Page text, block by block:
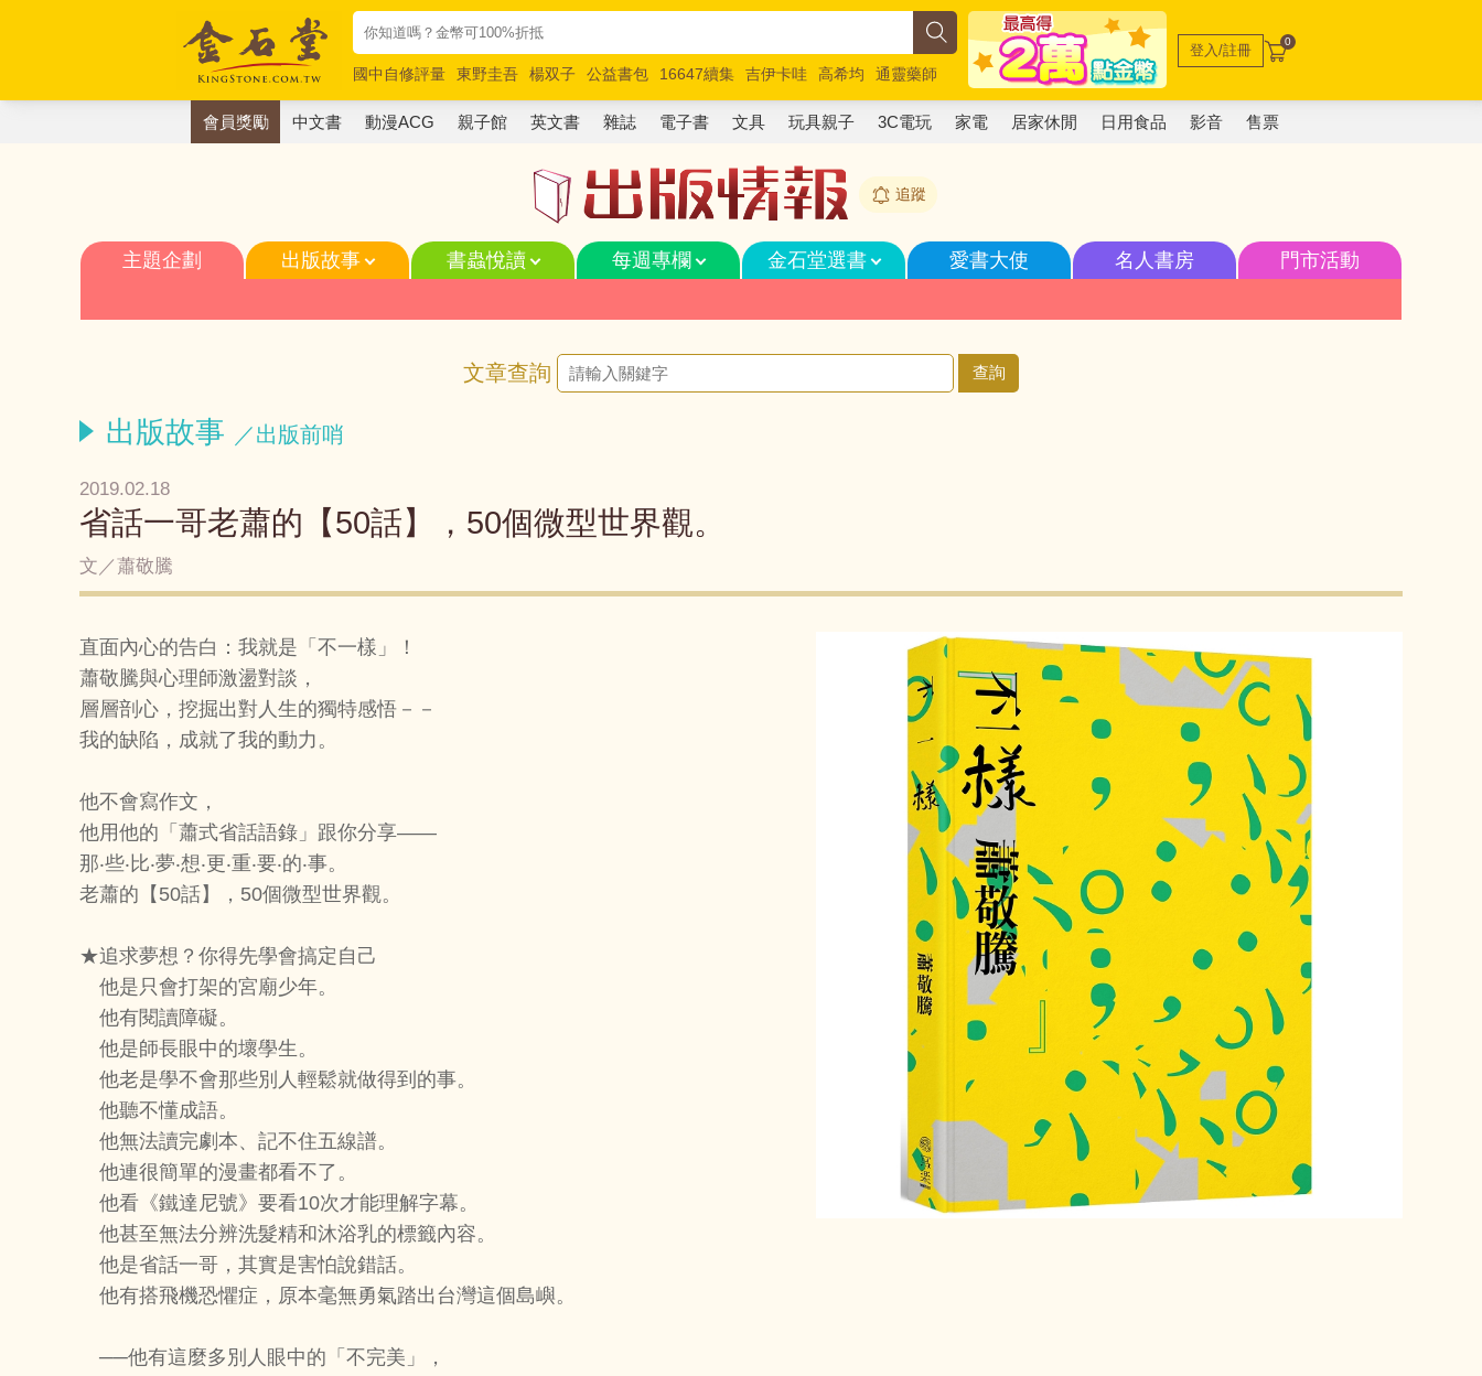
國中自修評量 東野圭吾 楊双子 公益書包 16647續集 吉伊卡哇 高希均
通靈藥師
唯紅花綻放
奧德賽 路邊攤新作 馬斯克 玩具總動員5 超慢跑
登入/註冊 0
會員獎勵 中文書 動漫ACG 親子館 英文書 雜誌 電子書 文具 玩具親子 3C電玩 家電 居家休閒 日用食品 影音 售票
追蹤
主題企劃 出版故事 書蟲悅讀 每週專欄 金石堂選書 愛書大使 名人書房 門市活動
文章查詢
出版故事 ／出版前哨
2019.02.18
省話一哥老蕭的【50話】，50個微型世界觀。
文／蕭敬騰
直面內心的告白：我就是「不一樣」！
蕭敬騰與心理師激盪對談，
層層剖心，挖掘出對人生的獨特感悟－－
我的缺陷，成就了我的動力。
他不會寫作文，
他用他的「蕭式省話語錄」跟你分享——
那‧些‧比‧夢‧想‧更‧重‧要‧的‧事。
老蕭的【50話】，50個微型世界觀。
★追求夢想？你得先學會搞定自己
他是只會打架的宮廟少年。
他有閱讀障礙。
他是師長眼中的壞學生。
他老是學不會那些別人輕鬆就做得到的事。
他聽不懂成語。
他無法讀完劇本、記不住五線譜。
他連很簡單的漫畫都看不了。
他看《鐵達尼號》要看10次才能理解字幕。
他甚至無法分辨洗髮精和沐浴乳的標籤內容。
他是省話一哥，其實是害怕說錯話。
他有搭飛機恐懼症，原本毫無勇氣踏出台灣這個島嶼。
──他有這麼多別人眼中的「不完美」，